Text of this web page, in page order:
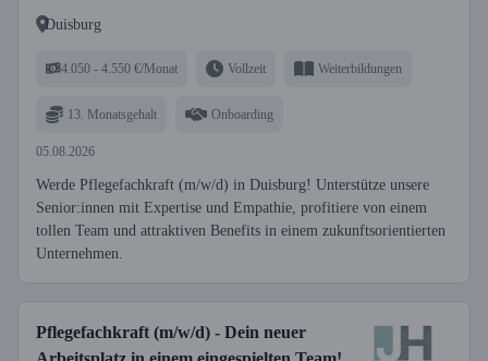
Duisburg
4.050 - 4.550 €/Monat Vollzeit Weiterbildungen
13. Monatsgehalt Onboarding
05.08.2026
Werde Pflegefachkraft (m/w/d) in Duisburg! Unterstütze unsere
Senior:innen mit Expertise und Empathie, profitiere von einem
tollen Team und attraktiven Benefits in einem zukunftsorientierten
Unternehmen.
Pflegefachkraft (m/w/d) - Dein neuer